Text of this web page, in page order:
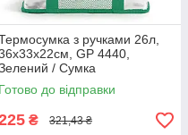
з ручками 26л,
GP 4440,
/ Сумка
холодильник / Сумка термос /
Термосумка для їжі
Готово до відправки
₴ 321,43 ₴